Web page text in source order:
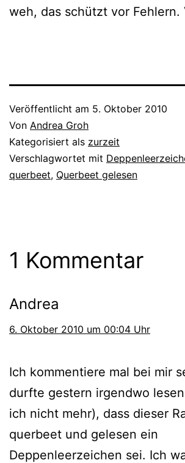
weh, das schützt vor Fehlern.
Veröffentlicht am 5. Oktober 2010
Von Andrea Groh
Kategorisiert als zurzeit
Verschlagwortet mit
querbeet, Querbeet gelesen
1 Kommentar
Andrea
6. Oktober 2010 um 00:04 Uhr
Ich kom­men­tie­re mal bei mir
durf­te ges­tern irgend­wo
ich nicht mehr), dass die­ser
quer­beet und gele­sen ein
Deppenleerzeichen sei. Ich